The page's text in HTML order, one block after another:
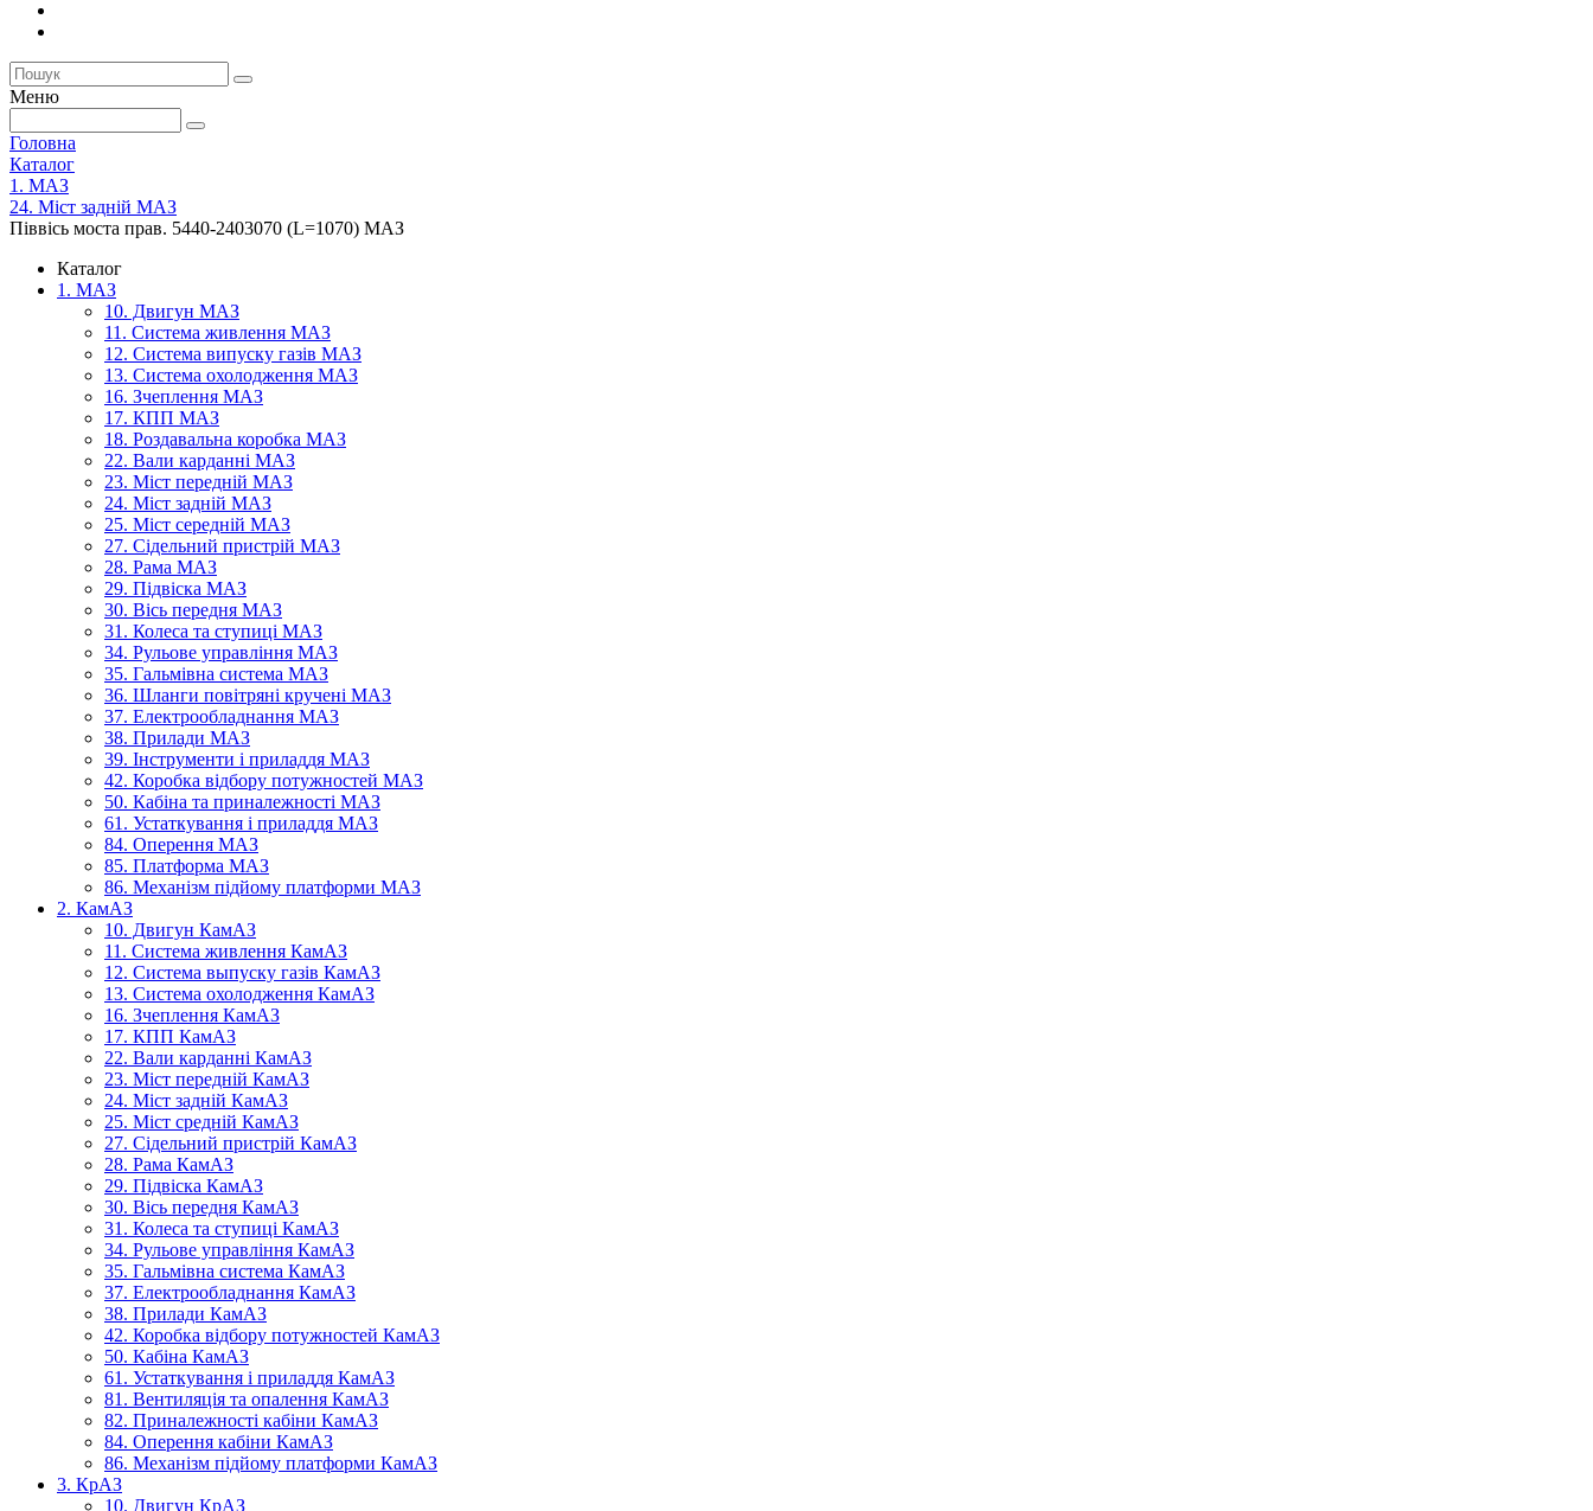
Меню
Головна
Каталог
1. МАЗ
24. Міст задній МАЗ
Піввісь моста прав. 5440-2403070 (L=1070) МАЗ
Каталог
1. МАЗ
10. Двигун МАЗ
11. Система живлення МАЗ
12. Система випуску газів МАЗ
13. Система охолодження МАЗ
16. Зчеплення МАЗ
17. КПП МАЗ
18. Роздавальна коробка МАЗ
22. Вали карданні МАЗ
23. Міст передній МАЗ
24. Міст задній МАЗ
25. Міст середній МАЗ
27. Сідельний пристрій МАЗ
28. Рама МАЗ
29. Підвіска МАЗ
30. Вісь передня МАЗ
31. Колеса та ступиці МАЗ
34. Рульове управління МАЗ
35. Гальмівна система МАЗ
36. Шланги повітряні кручені МАЗ
37. Електрообладнання МАЗ
38. Прилади МАЗ
39. Інструменти і приладдя МАЗ
42. Коробка відбору потужностей МАЗ
50. Кабіна та приналежності МАЗ
61. Устаткування і приладдя МАЗ
84. Оперення МАЗ
85. Платформа МАЗ
86. Механізм підйому платформи МАЗ
2. КамАЗ
10. Двигун КамАЗ
11. Система живлення КамАЗ
12. Система выпуску газів КамАЗ
13. Система охолодження КамАЗ
16. Зчеплення КамАЗ
17. КПП КамАЗ
22. Вали карданні КамАЗ
23. Міст передній КамАЗ
24. Міст задній КамАЗ
25. Міст средній КамАЗ
27. Сідельний пристрій КамАЗ
28. Рама КамАЗ
29. Підвіска КамАЗ
30. Вісь передня КамАЗ
31. Колеса та ступиці КамАЗ
34. Рульове управління КамАЗ
35. Гальмівна система КамАЗ
37. Електрообладнання КамАЗ
38. Прилади КамАЗ
42. Коробка відбору потужностей КамАЗ
50. Кабіна КамАЗ
61. Устаткування і приладдя КамАЗ
81. Вентиляція та опалення КамАЗ
82. Приналежності кабіни КамАЗ
84. Оперення кабіни КамАЗ
86. Механізм підйому платформи КамАЗ
3. КрАЗ
10. Двигун КрАЗ